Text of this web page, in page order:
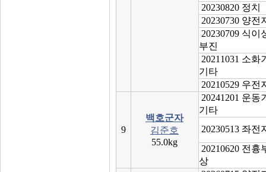
20230820 정치
20230730 양전
20230709 식이
부진
20211031 소화
기타
20210529 우전
9
백호군자
김준호
55.0kg
20241201 운동
기타
20230513 좌전
20210620 전흉
상